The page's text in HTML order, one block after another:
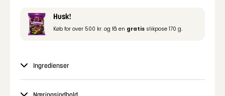
Husk!
Køb for over 500 kr. og få en gratis slikpose 170 g.
Ingredienser